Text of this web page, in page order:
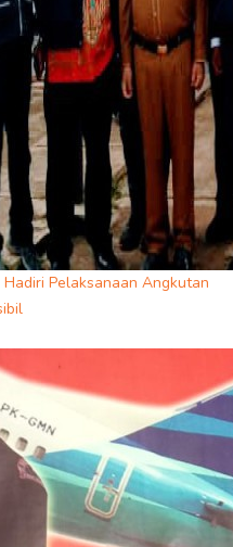
Pelaksanaan Angkutan